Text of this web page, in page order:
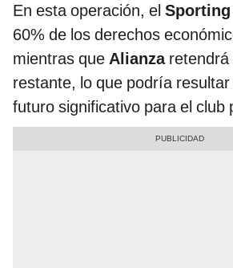
En esta operación, el Sporting
60% de los derechos
mientras que Alianza retendrá
restante, lo que podría
futuro significativo para el club